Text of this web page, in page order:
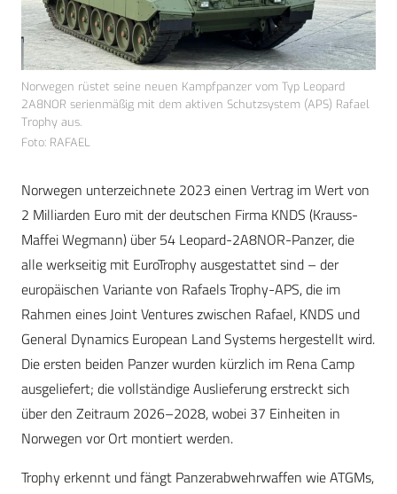
Norwegen rüstet seine neuen Kampfpanzer vom Typ Leopard
2A8NOR serienmäßig mit dem aktiven Schutzsystem (APS) Rafael
Trophy aus.
Foto: RAFAEL
Norwegen unterzeichnete 2023 einen Vertrag im Wert von
2 Milliarden Euro mit der deutschen Firma KNDS (Krauss-
Maffei Wegmann) über 54 Leopard-2A8NOR-Panzer, die
alle werkseitig mit EuroTrophy ausgestattet sind – der
europäischen Variante von Rafaels Trophy-APS, die im
Rahmen eines Joint Ventures zwischen Rafael, KNDS und
General Dynamics European Land Systems hergestellt wird.
Die ersten beiden Panzer wurden kürzlich im Rena Camp
ausgeliefert; die vollständige Auslieferung erstreckt sich
über den Zeitraum 2026–2028, wobei 37 Einheiten in
Norwegen vor Ort montiert werden.
Trophy erkennt und fängt Panzerabwehrwaffen wie ATGMs,